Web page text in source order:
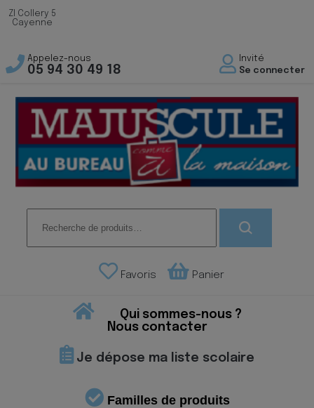
ZI Collery 5
Cayenne
Appelez-nous
05 94 30 49 18
Invité
Se connecter
pour :
Favoris Panier
Qui sommes-nous ?
Nous contacter
Je dépose ma liste scolaire
Familles de produits